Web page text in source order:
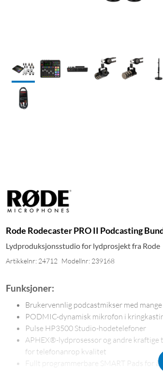
Rode Rodecaster PRO II Podcasting
Lydproduksjonsstudio for lydprosjekt fra Rode
Artikkelnr: 24712 Modellnr: 239168
Funksjoner:
Brukervennlig podcastmikser med
PODMIC-dynamisk mikrofon i
Pulse HP3500 Studio-hodetelefoner
APHEX®-lydprosessor og andre
for telefonanrop kvalitet
Fullt programmerbare SMART Pads for